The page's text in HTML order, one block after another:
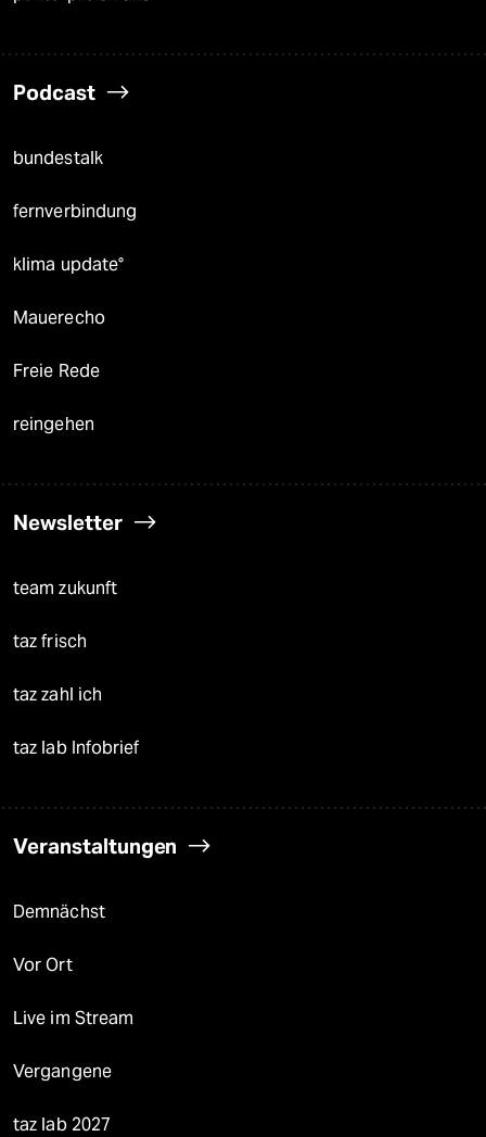
Podcast
bundestalk
fernverbindung
klima update°
Mauerecho
Freie Rede
reingehen
Newsletter
team zukunft
taz frisch
taz zahl ich
taz lab Infobrief
Veranstaltungen
Demnächst
Vor Ort
Live im Stream
Vergangene
taz lab 2027